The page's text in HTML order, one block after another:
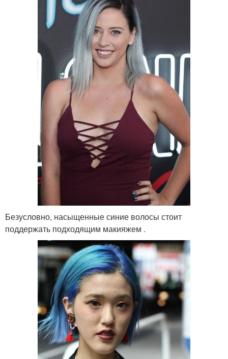
Безусловно, насыщенные синие волосы стоит
поддержать подходящим макияжем .